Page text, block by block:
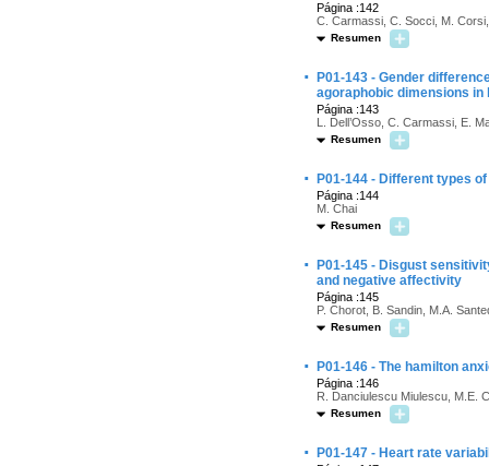
Página :142
C. Carmassi, C. Socci, M.
Resumen
·
P01-143 - Gender
agoraphobic dimensions in
Página :143
L. Dell’Osso, C. Carmassi, E.
Resumen
· P01-144 - Different types
Página :144
M. Chai
Resumen
·
P01-145 - Disgust
and negative affectivity
Página :145
P. Chorot, B. Sandin, M.A.
Resumen
· P01-146 - The hamilton
Página :146
R. Danciulescu Miulescu, M.E.
Resumen
· P01-147 - Heart rate